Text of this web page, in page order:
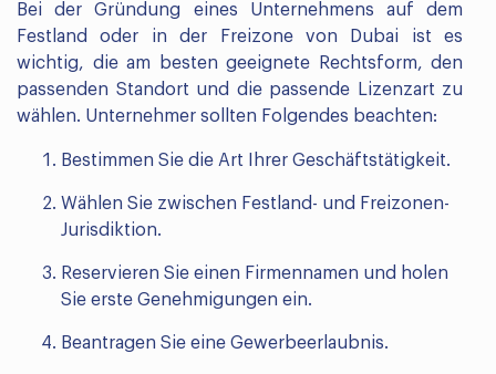
Bei der Gründung eines Unternehmens auf dem
Festland oder in der Freizone von Dubai ist es
wichtig, die am besten geeignete Rechtsform, den
passenden Standort und die passende Lizenzart zu
wählen. Unternehmer sollten Folgendes beachten:
Bestimmen Sie die Art Ihrer Geschäftstätigkeit.
Wählen Sie zwischen Festland- und Freizonen-
Jurisdiktion.
Reservieren Sie einen Firmennamen und holen
Sie erste Genehmigungen ein.
Beantragen Sie eine Gewerbeerlaubnis.